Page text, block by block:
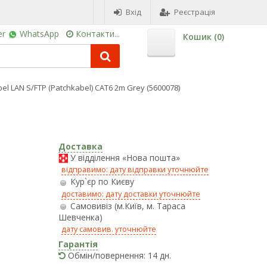
Вхід Реєстрація
WhatsApp Контакти... Кошик (0)
LAN S/FTP (Patchkabel) CAT6 2m Grey (5600078)
Доставка
У відділення «Нова пошта»
відправимо: дату відправки уточнюйте
Кур`єр по Києву
доставимо: дату доставки уточнюйте
Самовивіз (м.Київ, м. Тараса
Шевченка)
дату самовив. уточнюйте
Гарантія
Обмін/повернення: 14 дн.